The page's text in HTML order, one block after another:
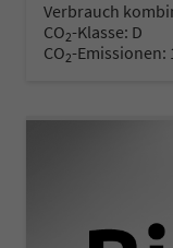
Verbrauch
CO2-Klasse: D
CO2-Emissionen: